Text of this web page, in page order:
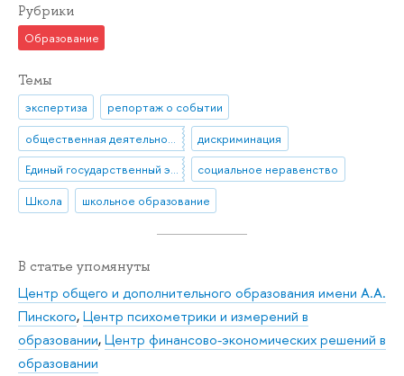
Рубрики
Образование
Темы
экспертиза
репортаж о событии
общественная деятельность
дискриминация
Единый государственный экзамен (ЕГЭ)
социальное неравенство
Школа
школьное образование
В статье упомянуты
Центр общего и дополнительного образования имени А.А.
Пинского,Центр психометрики и измерений в
образовании,Центр финансово-экономических решений в
образовании